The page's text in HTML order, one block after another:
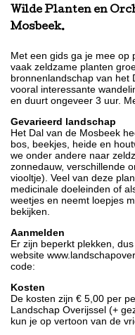
Wilde Planten en
Mosbeek.
Met een gids ga je mee op
vaak zeldzame planten
bronnenlandschap van het
vooral interessante
en duurt ongeveer 3 uur.
Gevarieerd landschap
Het Dal van de Mosbeek
bos, beekjes, heide en
we onder andere naar
zonnedauw, verschillende
viooltje). Veel van deze
medicinale doeleinden of
weetjes en neemt loepjes
bekijken.
Aanmelden
Er zijn beperkt plekken,
website
code:
Kosten
De kosten zijn € 5,00 per
Landschap Overijssel (+
kun je op vertoon van de